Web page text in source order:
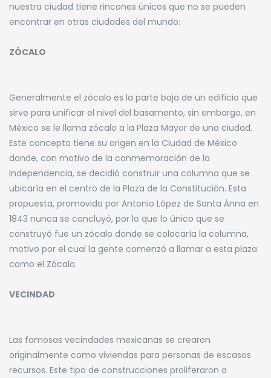
nuestra ciudad tiene rincones únicos que no se pueden
encontrar en otras ciudades del mundo:
ZÓCALO
Generalmente el zócalo es la parte baja de un edificio que
sirve para unificar el nivel del basamento, sin embargo, en
México se le llama zócalo a la Plaza Mayor de una ciudad.
Este concepto tiene su origen en la Ciudad de México
donde, con motivo de la conmemoración de la
Independencia, se decidió construir una columna que se
ubicaría en el centro de la Plaza de la Constitución. Esta
propuesta, promovida por Antonio López de Santa Ánna en
1843 nunca se concluyó, por lo que lo único que se
construyó fue un zócalo donde se colocaría la columna,
motivo por el cual la gente comenzó a llamar a esta plaza
como el Zócalo.
VECINDAD
Las famosas vecindades mexicanas se crearon
originalmente como viviendas para personas de escasos
recursos. Este tipo de construcciones proliferaron a